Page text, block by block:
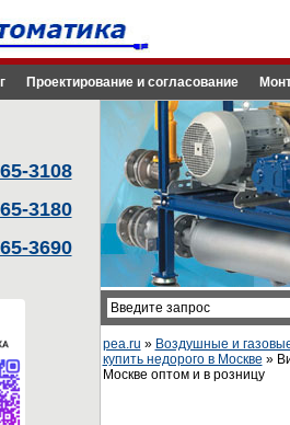
Проектирование и согласование
3108
3180
3690
pea.ru » Воздушные и
купить недорого в Москве »
Москве оптом и в розницу